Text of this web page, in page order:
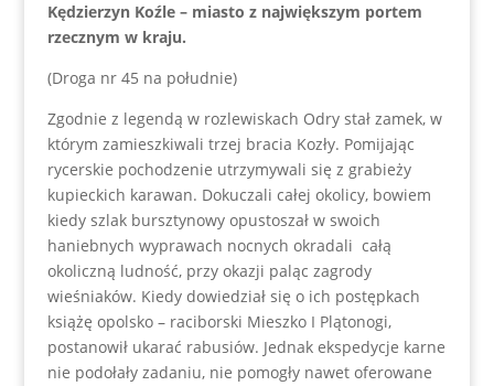
Kędzierzyn Koźle – miasto z największym portem
rzecznym w kraju.
(Droga nr 45 na południe)
Zgodnie z legendą w rozlewiskach Odry stał zamek, w
którym zamieszkiwali trzej bracia Kozły. Pomijając
rycerskie pochodzenie utrzymywali się z grabieży
kupieckich karawan. Dokuczali całej okolicy, bowiem
kiedy szlak bursztynowy opustoszał w swoich
haniebnych wyprawach nocnych okradali całą
okoliczną ludność, przy okazji paląc zagrody
wieśniaków. Kiedy dowiedział się o ich postępkach
książę opolsko – raciborski Mieszko I Plątonogi,
postanowił ukarać rabusiów. Jednak ekspedycje karne
nie podołały zadaniu, nie pomogły nawet oferowane